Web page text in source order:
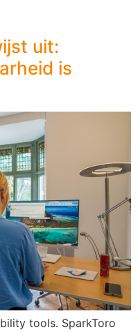
uit:
is
tools. SparkToro